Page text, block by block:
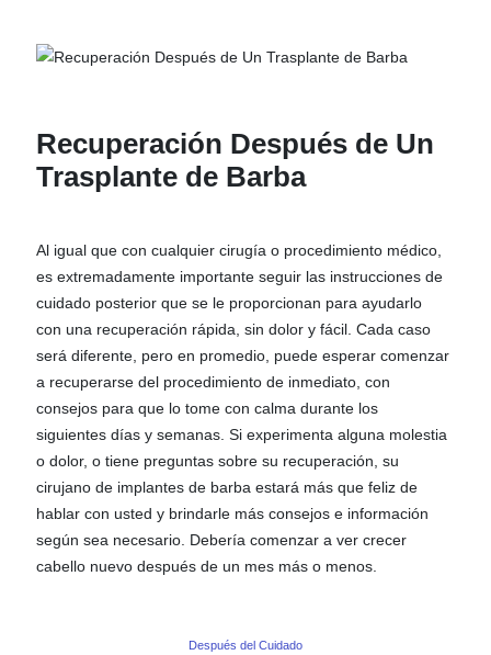
Recuperación Después de Un
Trasplante de Barba
Al igual que con cualquier cirugía o procedimiento médico,
es extremadamente importante seguir las instrucciones de
cuidado posterior que se le proporcionan para ayudarlo
con una recuperación rápida, sin dolor y fácil. Cada caso
será diferente, pero en promedio, puede esperar comenzar
a recuperarse del procedimiento de inmediato, con
consejos para que lo tome con calma durante los
siguientes días y semanas. Si experimenta alguna molestia
o dolor, o tiene preguntas sobre su recuperación, su
cirujano de implantes de barba estará más que feliz de
hablar con usted y brindarle más consejos e información
según sea necesario. Debería comenzar a ver crecer
cabello nuevo después de un mes más o menos.
Después del Cuidado